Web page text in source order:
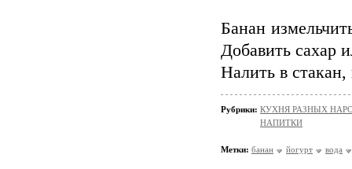
Банан
Добавить сахар
Налить в
Рубрики: КУХНЯ РАЗНЫХ
НАПИТКИ
Метки: банан йогурт вода